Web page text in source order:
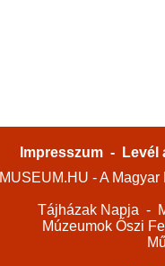
Impresszum -
Levél
MUSEUM.HU - A
Tájházak Napja -
Múzeumok Őszi